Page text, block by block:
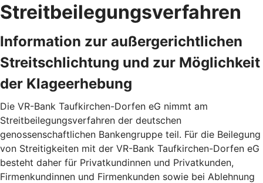
Streitbeilegungsverfahren
Information zur außergerichtlichen
Streitschlichtung und zur Möglichkeit
der Klageerhebung
Die VR-Bank Taufkirchen-Dorfen eG nimmt am
Streitbeilegungsverfahren der deutschen
genossenschaftlichen Bankengruppe teil. Für die Beilegung
von Streitigkeiten mit der VR-Bank Taufkirchen-Dorfen eG
besteht daher für Privatkundinnen und Privatkunden,
Firmenkundinnen und Firmenkunden sowie bei Ablehnung